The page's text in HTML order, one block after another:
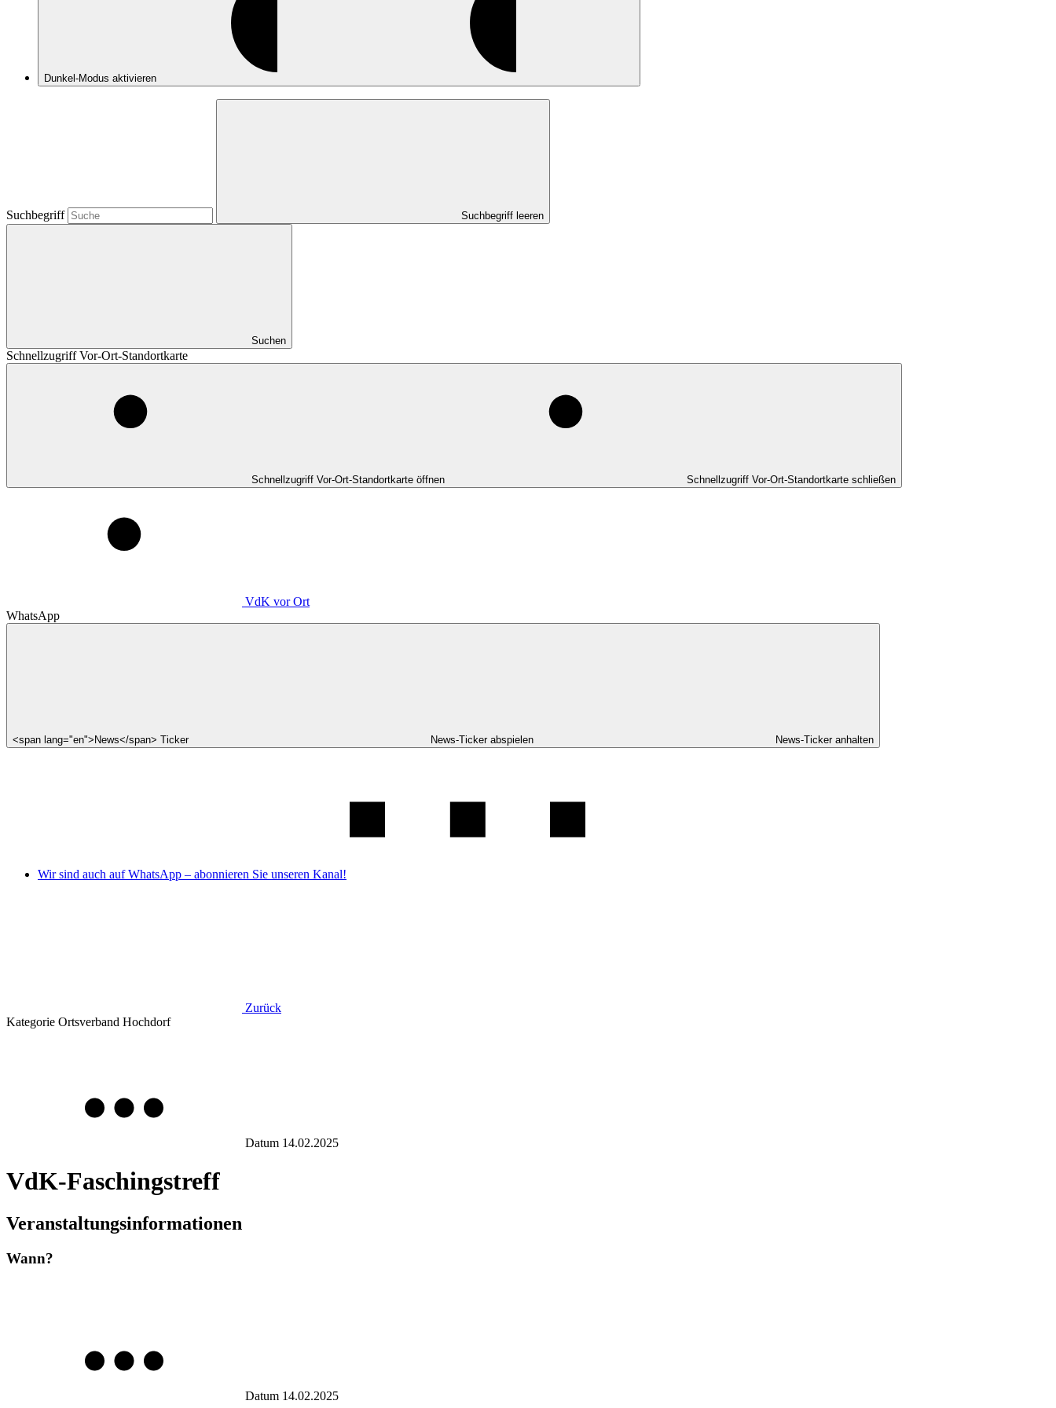
Dunkel-Modus aktivieren
Suchbegriff Suchbegriff leeren
Suchen
Schnellzugriff Vor-Ort-Standortkarte
Schnellzugriff Vor-Ort-Standortkarte öffnen Schnellzugriff Vor-Ort-Standortkarte schließen
VdK vor Ort
WhatsApp
<span lang="en">News</span> Ticker News-Ticker abspielen News-Ticker anhalten
Wir sind auch auf WhatsApp – abonnieren Sie unseren Kanal!
Zurück
Kategorie Ortsverband Hochdorf
Datum 14.02.2025
VdK-Faschingstreff
Veranstaltungsinformationen
Wann?
Datum 14.02.2025